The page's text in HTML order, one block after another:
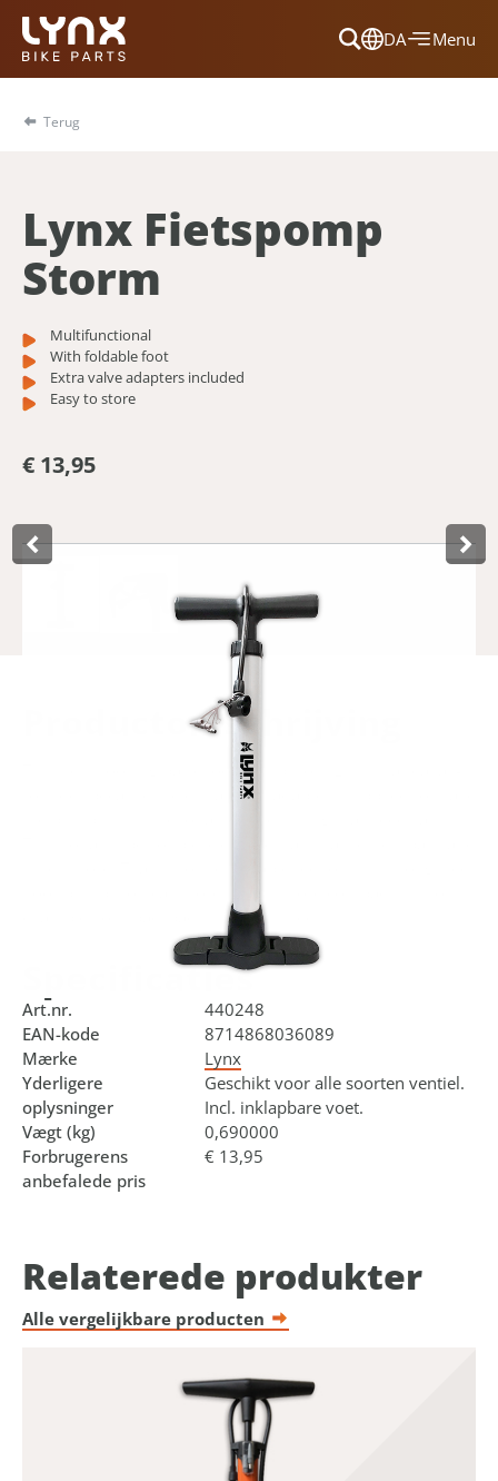
DA
Dansk
Nederlands
Menu
Terug
Lynx Fietspomp
Storm
Multifunctional
With foldable foot
Extra valve adapters included
Easy to store
€ 13,95
Product­omschrijving
This fresh looking basic foot pump from Lynx is a real all-
rounder because the extra valve adapters supplied to make
example your backpack, trunk or shed.
Specificaties
Art.nr.
440248
EAN-kode
8714868036089
Mærke
Lynx
Yderligere
oplysninger
Geschikt voor alle soorten ventiel.
Incl. inklapbare voet.
Vægt (kg)
0,690000
Forbrugerens
anbefalede pris
€ 13,95
Relaterede produkter
Alle vergelijkbare producten